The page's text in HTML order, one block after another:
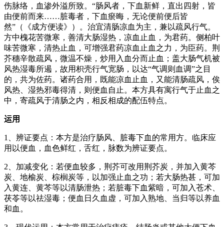
伤脉络，血渗外溢所致。“肠风者，下血新鲜，直出四射，皆
由便前而来……脏毒者，下血瘀晦，无论便前便后皆
然”（《成方便读》）。治宜清肠凉血为主，兼以疏风行气。
方中槐花苦微寒，善清大肠湿热，凉血止血，为君药。侧柏叶
味苦微寒，清热止血，可增强君药凉血止血之力，为臣药。荆
芥穗辛散疏风，微温不燥，炒用入血分而止血；盖大肠气机被
风热湿毒所遏，故用枳壳行气宽肠，以达“气调则血调”之目
的，共为佐药。诸药合用，既能凉血止血，又能清肠疏风，俟
风热、湿热邪毒得清，则便血自止。本方具有寓行气于止血之
中，寄疏风于清肠之内，相反相成的配伍特点。
运用
1、辨证要点：本方是治疗肠风、脏毒下血的常用方。临床应
用以便血，血色鲜红，舌红，脉数为辨证要点。
2、加减变化：若便血较多，荆芥可改用荆芥炭，并加入黄芩
炭、地榆炭、棕榈炭等，以加强止血之功；若大肠热甚，可加
入黄连、黄芩等以清肠泄热；若脏毒下血紫暗，可加入苍术、
茯苓等以祛湿毒；便血日久血虚，可加入熟地、当归等以养血
和血。